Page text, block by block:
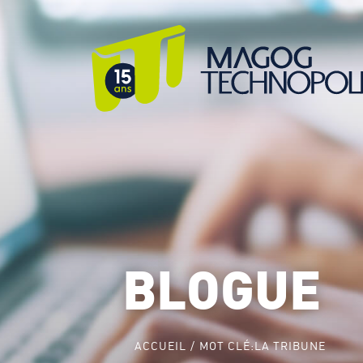
BLOGUE
ACCUEIL MOT CLÉ:LA TRIBUNE